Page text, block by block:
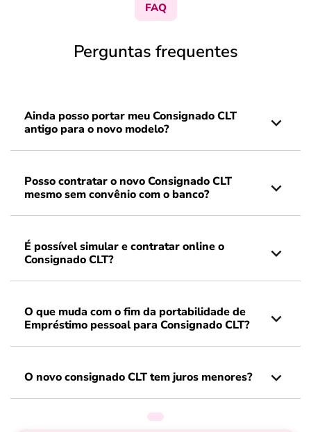
FAQ
Perguntas frequentes
Ainda posso portar meu Consignado CLT
antigo para o novo modelo?
Posso contratar o novo Consignado CLT
mesmo sem convênio com o banco?
É possível simular e contratar online o
Consignado CLT?
O que muda com o fim da portabilidade de
Empréstimo pessoal para Consignado CLT?
O novo consignado CLT tem juros menores?